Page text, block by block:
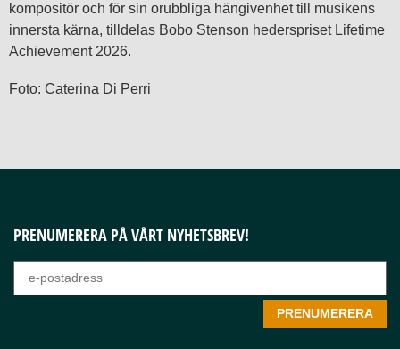
kompositör och för sin orubbliga hängivenhet till musikens
innersta kärna, tilldelas Bobo Stenson hederspriset Lifetime
Achievement 2026.
Foto: Caterina Di Perri
PRENUMERERA PÅ VÅRT NYHETSBREV!